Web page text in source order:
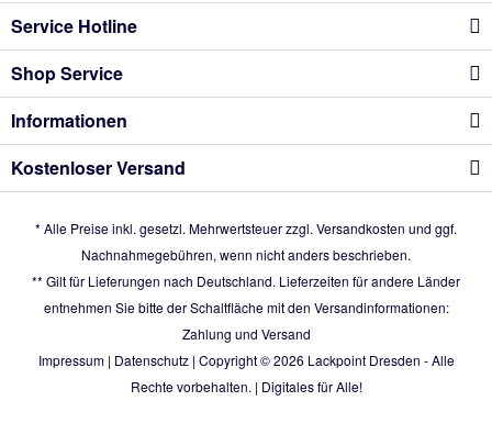
Service Hotline
Shop Service
Informationen
Kostenloser Versand
* Alle Preise inkl. gesetzl. Mehrwertsteuer zzgl. Versandkosten und ggf.
Nachnahmegebühren, wenn nicht anders beschrieben.
** Gilt für Lieferungen nach Deutschland. Lieferzeiten für andere Länder
entnehmen Sie bitte der Schaltfläche mit den Versandinformationen:
Zahlung und Versand
Impressum| Datenschutz| Copyright © 2026 Lackpoint Dresden - Alle
Rechte vorbehalten. | Digitales für Alle!